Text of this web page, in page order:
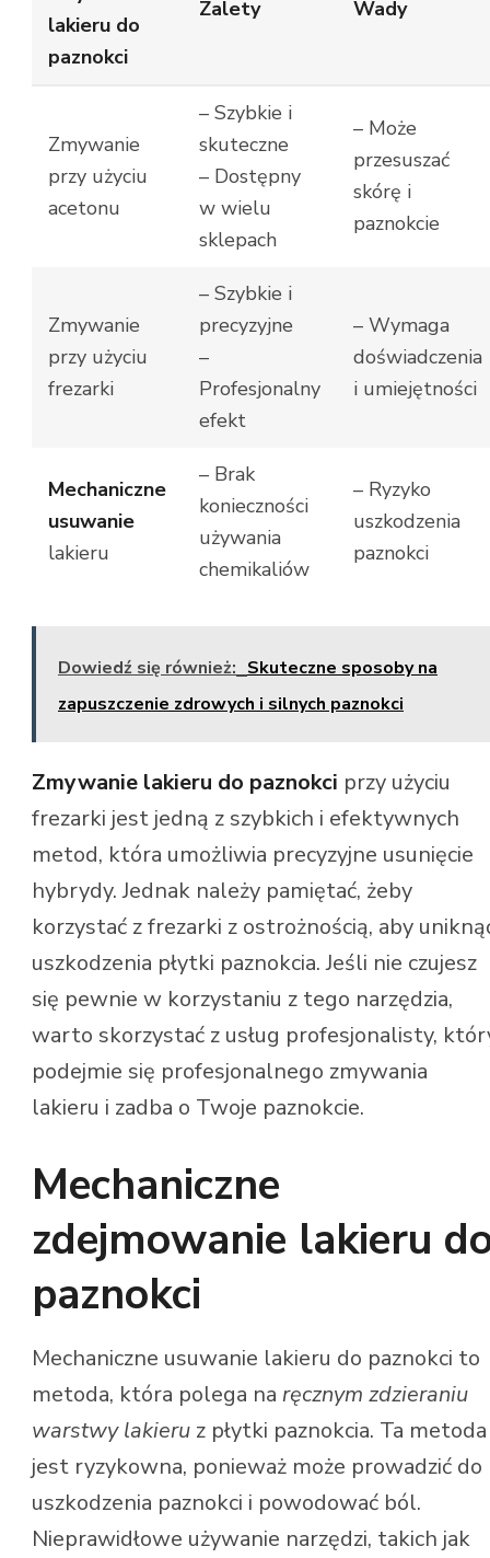
lakieru do
paznokci
Zalety Wady
Zmywanie
przy użyciu
acetonu
– Szybkie i
skuteczne
– Dostępny
w wielu
sklepach
– Może
przesuszać
skórę i
paznokcie
Zmywanie
przy użyciu
frezarki
– Szybkie i
precyzyjne
–
Profesjonalny
efekt
– Wymaga
doświadczenia
i umiejętności
Mechaniczne
usuwanie
lakieru
– Brak
konieczności
używania
chemikaliów
– Ryzyko
uszkodzenia
paznokci
Dowiedź się również: Skuteczne sposoby na
zapuszczenie zdrowych i silnych paznokci
Zmywanie lakieru do paznokci przy użyciu
frezarki jest jedną z szybkich i efektywnych
metod, która umożliwia precyzyjne usunięcie
hybrydy. Jednak należy pamiętać, żeby
korzystać z frezarki z ostrożnością, aby
uszkodzenia płytki paznokcia. Jeśli nie czujesz
się pewnie w korzystaniu z tego narzędzia,
warto skorzystać z usług profesjonalisty,
podejmie się profesjonalnego zmywania
lakieru i zadba o Twoje paznokcie.
Mechaniczne
zdejmowanie lakieru
paznokci
Mechaniczne usuwanie lakieru do paznokci to
metoda, która polega na ręcznym zdzieraniu
warstwy lakieru z płytki paznokcia. Ta metoda
jest ryzykowna, ponieważ może prowadzić do
uszkodzenia paznokci i powodować ból.
Nieprawidłowe używanie narzędzi, takich jak